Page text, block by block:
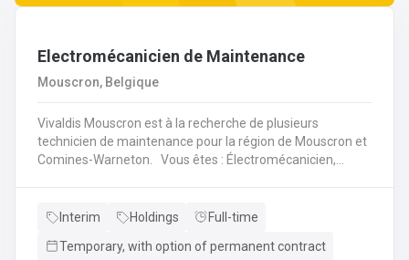
Electromécanicien de Maintenance
Mouscron, Belgique
Vivaldis Mouscron est à la recherche de plusieurs
technicien de maintenance pour la région de Mouscron et
Comines-Warneton. Vous êtes : Électromécanicien,
dynamique et avec un package d'avantages à la clé, nous
des kilomètres, nous vous offrons la possibilité de
Interim Holdings
Full-time
Temporary, with option of permanent contract